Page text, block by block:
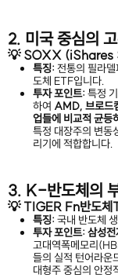
2. 미국 중심의
💡 SOXX
특징: 전통의 필라
도체 ETF입니다.
투자 포인트: 특정
하여 AMD, 브로드
업들에 비교적 균등
특정 대장주의 변동
리기에 적합합니다.
3. K-반도체의
💡 TIGER Fn반도체
특징: 국내 반도체
투자 포인트: 삼성
고대역폭메모리
들의 실적 턴어라운
대형주 중심의 안정